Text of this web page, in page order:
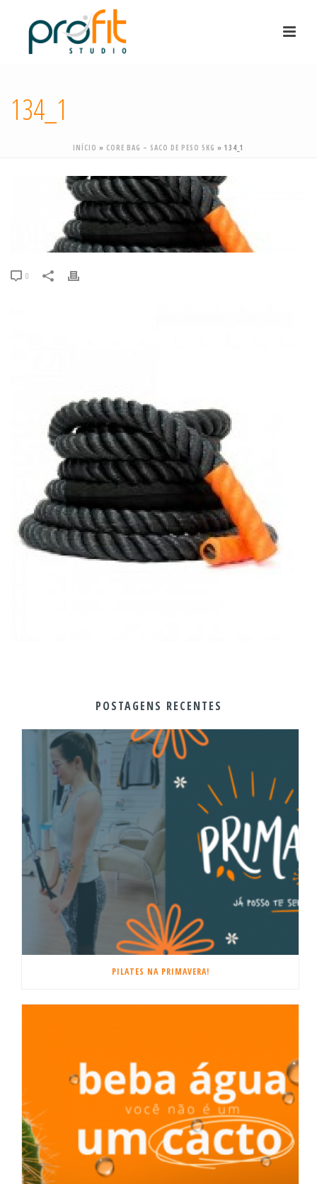
134_1
INÍCIO » CORE BAG – SACO DE PESO 5KG » 134_1
0
POSTAGENS RECENTES
PILATES NA PRIMAVERA!